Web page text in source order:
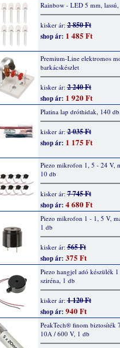
Rainbow - LED 5 mm,
kisker ár:2 850 Ft
shop ár: 1 485 Ft
Premium-Line elektromos
barkácskészlet
kisker ár:2 240 Ft
shop ár: 1 920 Ft
Platina lap dróthidak, 140
kisker ár:2 035 Ft
shop ár: 1 175 Ft
Piezo mikrofon 1, 5 - 24 V,
10 db
kisker ár:7 745 Ft
shop ár: 4 680 Ft
Piezo mikrofon 1 - 1, 5 V,
1 db
kisker ár:565 Ft
shop ár: 375 Ft
Piezo hangjel adó készülék
sziréna, 1 db
kisker ár:1 120 Ft
shop ár: 940 Ft
PeakTech® finom biztosíték
10A / 600 V, 1 db